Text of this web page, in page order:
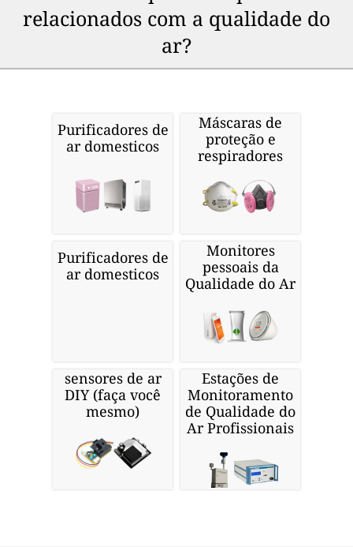
relacionados com a qualidade do
ar?
Purificadores de
ar domesticos
Máscaras de
proteção e
respiradores
Purificadores de
ar domesticos
Monitores
pessoais da
Qualidade do Ar
sensores de ar
DIY (faça você
mesmo)
Estações de
Monitoramento
de Qualidade do
Ar Profissionais